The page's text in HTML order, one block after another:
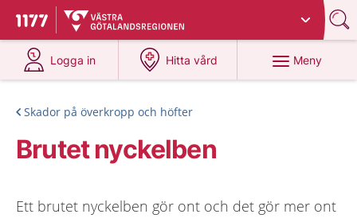
Till startsidan för 1177
Du har valt region
Logga in
på 1177.se
Hitta vård
på 1177.se
Meny
Skador på överkropp och höfter
Brutet nyckelben
Ett brutet nyckelben gör ont och det gör mer ont